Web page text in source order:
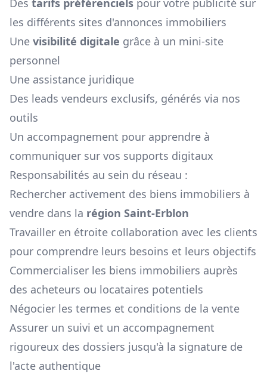
Des tarifs préférenciels pour votre publicité sur
les différents sites d'annonces immobiliers
Une visibilité digitale grâce à un mini-site
personnel
Une assistance juridique
Des leads vendeurs exclusifs, générés via nos
outils
Un accompagnement pour apprendre à
communiquer sur vos supports digitaux
Responsabilités au sein du réseau :
Rechercher activement des biens immobiliers à
vendre dans la région Saint-Erblon
Travailler en étroite collaboration avec les clients
pour comprendre leurs besoins et leurs objectifs
Commercialiser les biens immobiliers auprès
des acheteurs ou locataires potentiels
Négocier les termes et conditions de la vente
Assurer un suivi et un accompagnement
rigoureux des dossiers jusqu'à la signature de
l'acte authentique